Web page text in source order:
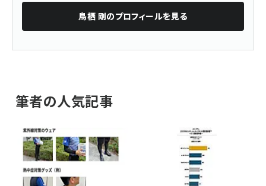
鳥栖 剛のプロフィールを見る
筆者の人気記事